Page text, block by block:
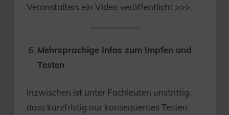
Veranstalters ein Video veröffentlicht >>>.
Mehrsprachige Infos zum Impfen und
Testen
Inzwischen ist unter Fachleuten unstrittig,
dass kurzfristig nur konsequentes Testen